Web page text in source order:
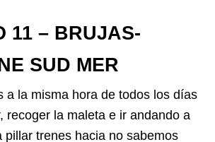
11 – BRUJAS-
SUD MER
a la misma hora de todos los días
recoger la maleta e ir andando a
pillar trenes hacia no sabemos